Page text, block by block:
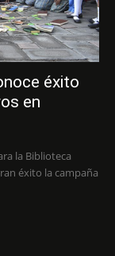
éxito
en
la Biblioteca